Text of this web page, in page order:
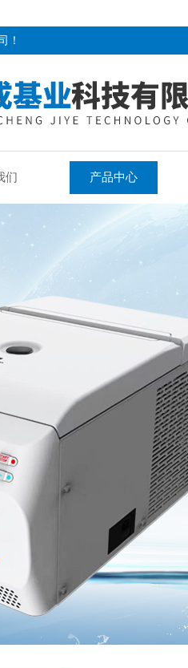
！
们 产品中心